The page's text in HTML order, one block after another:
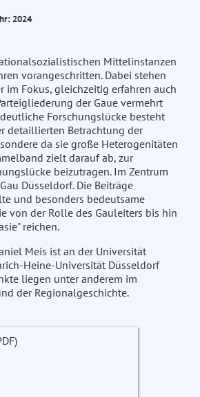
2024
Mittelinstanzen
vorangeschritten. Dabei stehen
im Fokus, gleichzeitig erfahren auch
der Gaue vermehrt
Forschungslücke besteht
detaillierten Betrachtung der
da sie große Heterogenitäten
zielt darauf ab, zur
beizutragen. Im Zentrum
Düsseldorf. Die Beiträge
und besonders bedeutsame
von der Rolle des Gauleiters bis hin
reichen.
Meis ist an der Universität
Heine-Universität Düsseldorf
liegen unter anderem im
der Regionalgeschichte.